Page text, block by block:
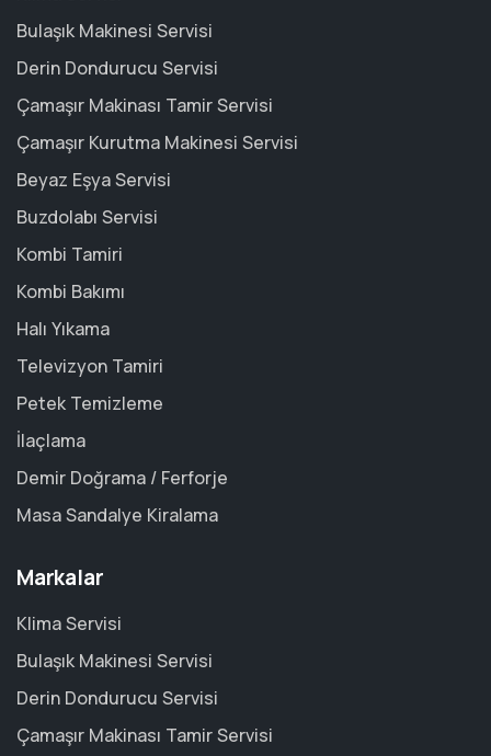
Bulaşık Makinesi Servisi
Derin Dondurucu Servisi
Çamaşır Makinası Tamir Servisi
Çamaşır Kurutma Makinesi Servisi
Beyaz Eşya Servisi
Buzdolabı Servisi
Kombi Tamiri
Kombi Bakımı
Halı Yıkama
Televizyon Tamiri
Petek Temizleme
İlaçlama
Demir Doğrama / Ferforje
Masa Sandalye Kiralama
Markalar
Klima Servisi
Bulaşık Makinesi Servisi
Derin Dondurucu Servisi
Çamaşır Makinası Tamir Servisi